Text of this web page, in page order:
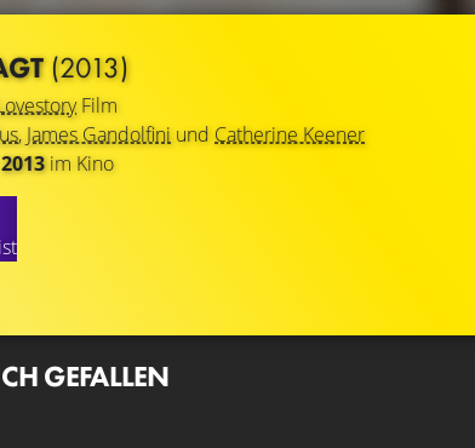
(2013)
Film
, James Gandolfini und Catherine Keener
im Kino
GEFALLEN